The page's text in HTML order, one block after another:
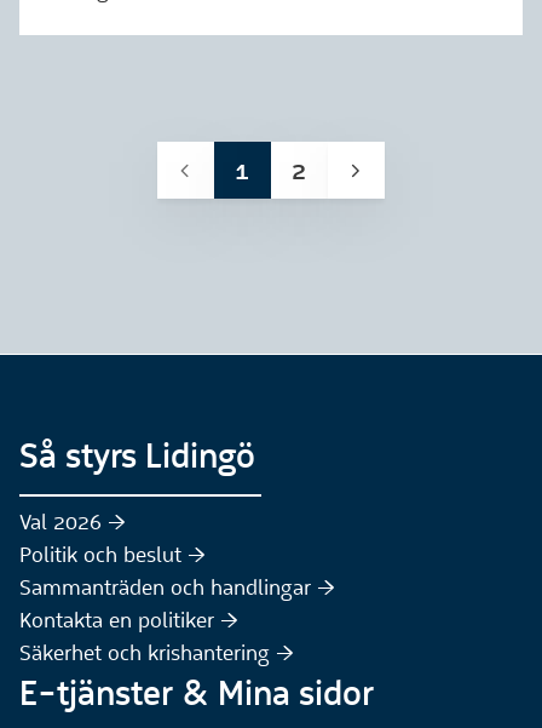
1 2
Så styrs Lidingö
Val 2026 :höger:
Politik och beslut :höger:
Sammanträden och handlingar :höger:
Kontakta en politiker :höger:
Säkerhet och krishantering :höger:
E-tjänster & Mina sidor